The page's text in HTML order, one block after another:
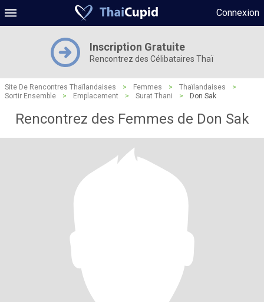
Connexion
Inscription Gratuite
Rencontrez des Célibataires Thaï
Site De Rencontres Thaïlandaises > Femmes > Thaïlandaises
>
Sortir Ensemble
> Emplacement > Surat Thani > Don Sak
Rencontrez des Femmes de Don Sak